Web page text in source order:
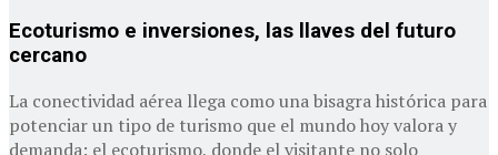
Ecoturismo e inversiones, las llaves del futuro
cercano
La conectividad aérea llega como una bisagra histórica para
potenciar un tipo de turismo que el mundo hoy valora y
demanda: el ecoturismo, donde el visitante no solo